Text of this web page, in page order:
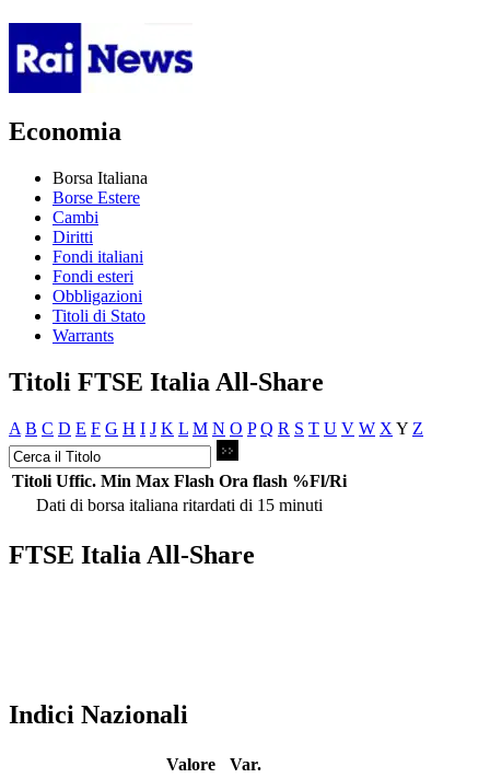
Economia
Borsa Italiana
Borse Estere
Cambi
Diritti
Fondi italiani
Fondi esteri
Obbligazioni
Titoli di Stato
Warrants
Titoli FTSE Italia All-Share
A B C D E F G H I J K L M N O P Q R S T U V W X Y Z
Titoli Uffic. Min Max Flash Ora flash %Fl/Ri
Dati di borsa italiana ritardati di 15 minuti
FTSE Italia All-Share
Indici Nazionali
Valore
Var.